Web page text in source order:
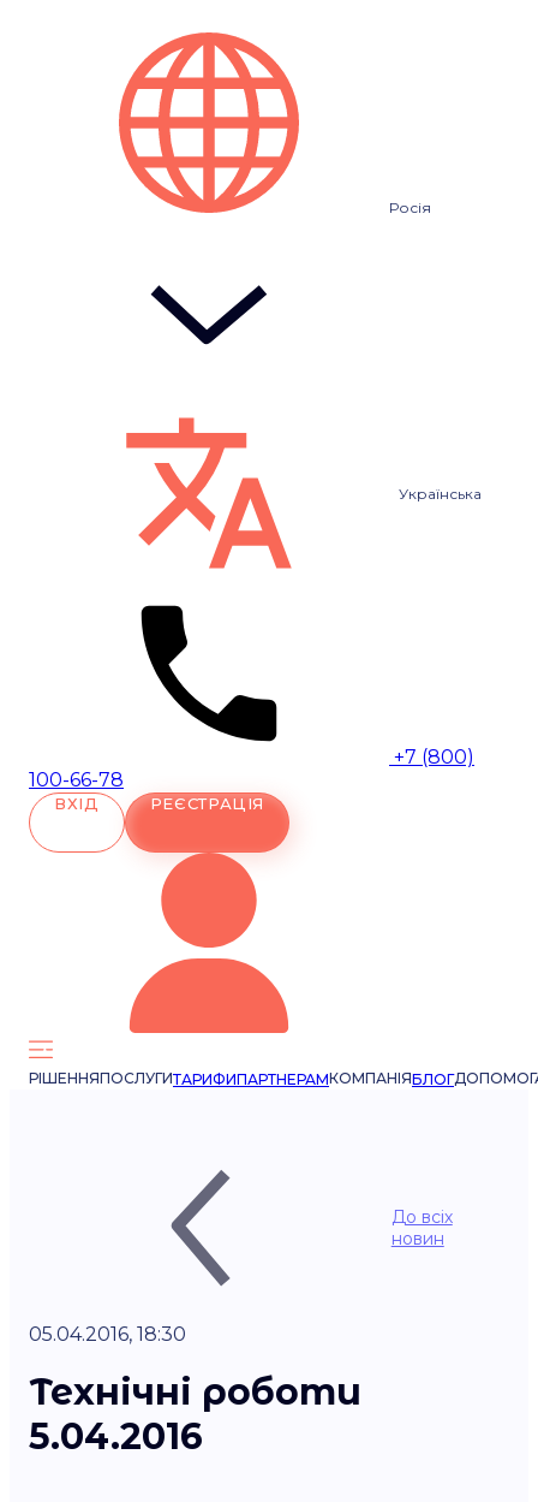
Росія
Українська
+7 (800)
100-66-78
ВХІД РЕЄСТРАЦІЯ
РІШЕННЯПОСЛУГИТАРИФИПАРТНЕРАМКОМПАНІЯБЛОГ
До всіх
новин
05.04.2016, 18:30
Технічні роботи
5.04.2016